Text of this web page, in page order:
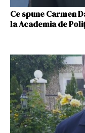
Ce spune Carmen
la Academia de